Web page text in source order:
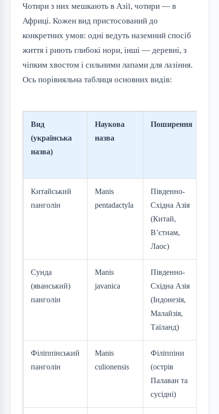
Чотири з них мешкають в Азії, чотири — в
Африці. Кожен вид пристосований до
конкретних умов: одні ведуть наземний спосіб
життя і риють глибокі нори, інші — деревні, з
чіпким хвостом і сильними лапами для лазіння.
Ось порівняльна таблиця основних видів:
Вид
(українська
назва)
Наукова
назва
Поширення
Китайський
панголін
Manis
pentadactyla
Південно-
Східна Азія
(Китай,
В’єтнам,
Лаос)
Сунда
(яванський)
панголін
Manis
javanica
Південно-
Східна Азія
(Індонезія,
Малайзія,
Таїланд)
Філіппінський
панголін
Manis
culionensis
Філіппіни
(острів
Палаван та
сусідні)